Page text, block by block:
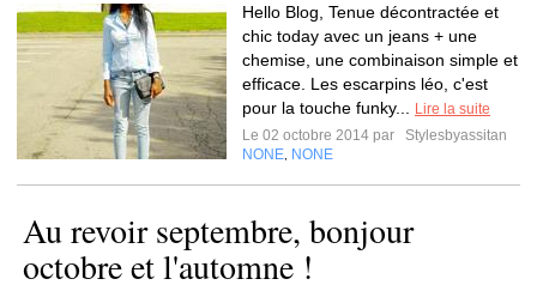
Hello Blog, Tenue décontractée et
chic today avec un jeans + une
chemise, une combinaison simple et
efficace. Les escarpins léo, c'est
pour la touche funky...
Lire la suite
Le 02 octobre 2014 par
Stylesbyassitan
NONE NONE
Au revoir septembre, bonjour
octobre et l'automne !